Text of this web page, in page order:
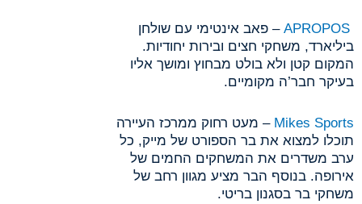
– פאב אינטימי עם שולחן
ביליארד, משחקי חצים ובירות יחודיות.
המקום קטן ולא בולט מבחוץ ומושך אליו
בעיקר חבר’ה מקומיים.
Mikes Sports – מעט רחוק ממרכז העיירה
תוכלו למצוא את בר הספורט של מייק, כל
ערב משדרים את המשחקים החמים של
אירופה. בנוסף הבר מציע מגוון רחב של
משחקי בר בסגנון בריטי.